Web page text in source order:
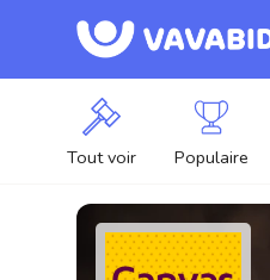
Tout voir Populaire